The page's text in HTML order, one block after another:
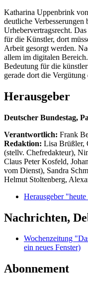
Katharina Uppenbrink
deutliche
Urhebervertragsrecht.
für die Künstler, dort
Arbeit gesorgt werden.
allem im digitalen
Bedeutung für die
gerade dort die Vergütung
Herausgeber
Deutscher Bundestag,
Verantwortlich: Frank
Redaktion: Lisa Brüßler,
(stellv. Chefredakteur),
Claus Peter Kosfeld,
vom Dienst), Sandra
Helmut Stoltenberg,
Herausgeber
Nachrichten,
Wochenzeitung
ein neues Fenster)
Abonnement